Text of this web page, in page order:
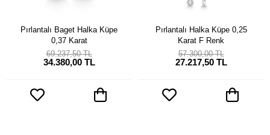
Pırlantalı Baget Halka Küpe
0,37 Karat
34.380,00 TL
69.237,50 TL
Pırlantalı Halka Küpe 0,25
Karat F Renk
27.217,50 TL
57.300,00 TL